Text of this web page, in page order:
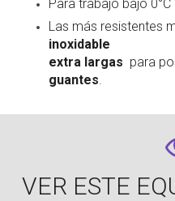
Para trabajo bajo 0°C
Las más resistentes
inoxidable
extra largas para
guantes.
VER ESTE